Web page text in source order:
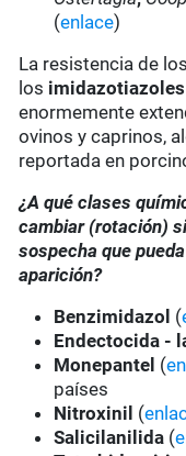
(enlace)
La resistencia de
los imidazotiazoles
enormemente
ovinos y caprinos,
reportada en
¿A qué clases
cambiar (rotación)
sospecha que
aparición?
Benzimidazol (
Endectocida -
Monepantel (
países
Nitroxinil (
Salicilanilida (